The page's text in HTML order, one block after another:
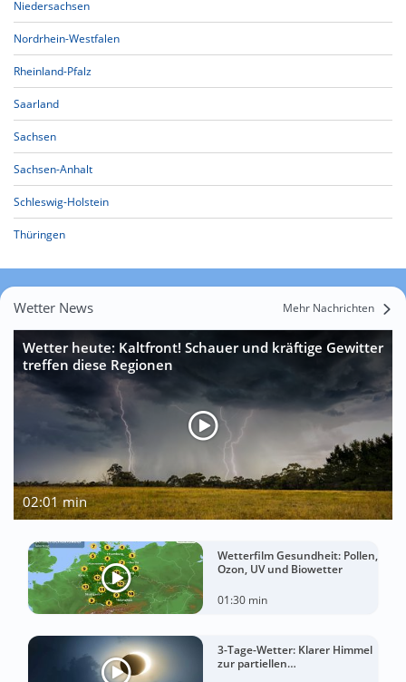
Niedersachsen
Nordrhein-Westfalen
Rheinland-Pfalz
Saarland
Sachsen
Sachsen-Anhalt
Schleswig-Holstein
Thüringen
Wetter News Mehr Nachrichten
Wetter heute: Kaltfront! Schauer und kräftige Gewitter
treffen diese Regionen
02:01 min
Wetterfilm Gesundheit: Pollen,
Ozon, UV und Biowetter
01:30 min
3-Tage-Wetter: Klarer Himmel
zur partiellen